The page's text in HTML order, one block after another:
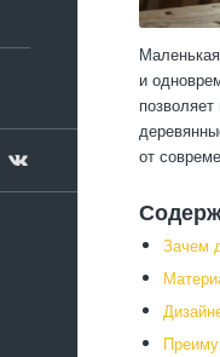
и
от
Зачем